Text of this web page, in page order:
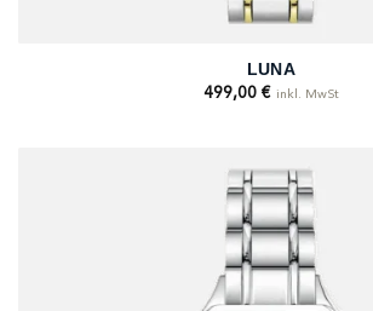
LUNA
499,00 € inkl. MwSt